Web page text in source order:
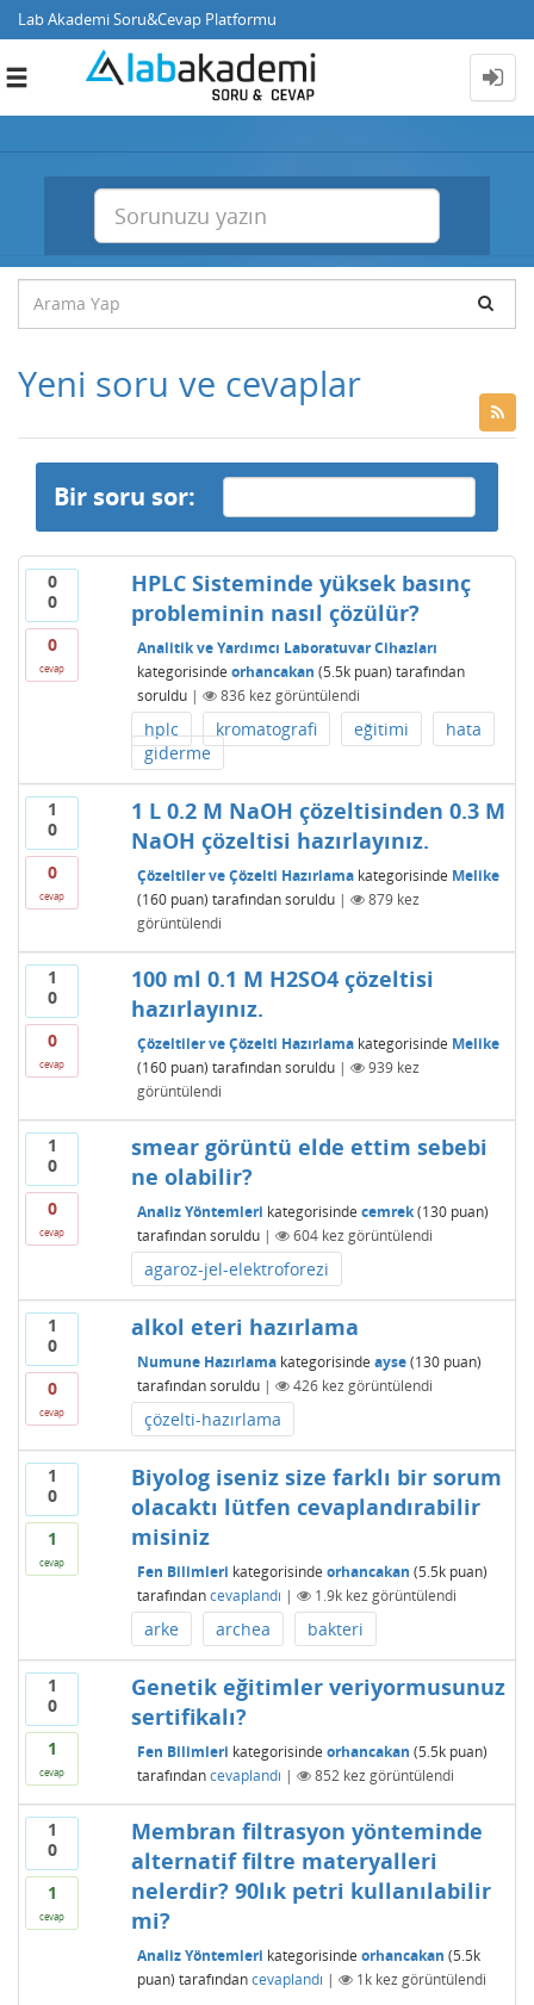
Lab Akademi Soru&Cevap Platformu
Toggle
navigation
Yeni soru ve cevaplar
Bir soru sor:
0
0
0
cevap
HPLC Sisteminde yüksek basınç
probleminin nasıl çözülür?
Analitik ve Yardımcı Laboratuvar Cihazları
kategorisinde orhancakan (5.5kpuan) tarafından
soruldu | 836kez görüntülendi
hplc kromatografi eğitimi
hata
giderme
1
0
0
cevap
1 L 0.2 M NaOH çözeltisinden 0.3 M
NaOH çözeltisi hazırlayınız.
Çözeltiler ve Çözelti Hazırlamakategorisinde Melike
(160puan) tarafından soruldu | 879kez
görüntülendi
1
0
0
cevap
100 ml 0.1 M H2SO4 çözeltisi
hazırlayınız.
Çözeltiler ve Çözelti Hazırlamakategorisinde Melike
(160puan) tarafından soruldu | 939kez
görüntülendi
1
0
0
cevap
smear görüntü elde ettim sebebi
ne olabilir?
Analiz Yöntemleri kategorisinde cemrek (130puan)
tarafından soruldu | 604kez görüntülendi
agaroz-jel-elektroforezi
1
0
0
cevap
alkol eteri hazırlama
Numune Hazırlamakategorisinde ayse (130puan)
tarafından soruldu | 426kez görüntülendi
çözelti-hazırlama
1
0
1
cevap
Biyolog iseniz size farklı bir sorum
olacaktı lütfen cevaplandırabilir
misiniz
Fen Bilimleri kategorisinde orhancakan (5.5kpuan)
tarafından cevaplandı | 1.9kkez görüntülendi
arke archea bakteri
1
0
1
cevap
Genetik eğitimler veriyormusunuz
sertifikalı?
Fen Bilimleri kategorisinde orhancakan (5.5kpuan)
tarafından cevaplandı | 852kez görüntülendi
1
0
1
cevap
Membran filtrasyon yönteminde
alternatif filtre materyalleri
nelerdir? 90lık petri kullanılabilir
mi?
Analiz Yöntemleri kategorisinde orhancakan (5.5k
puan) tarafından cevaplandı | 1kkez görüntülendi